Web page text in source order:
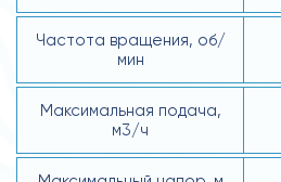
Частота вращения, об/
мин
Максимальная подача,
м3/ч